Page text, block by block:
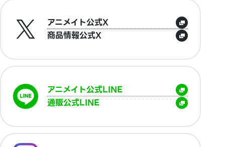
アニメイト公式X
商品情報公式X
アニメイト公式LINE
通販公式LINE